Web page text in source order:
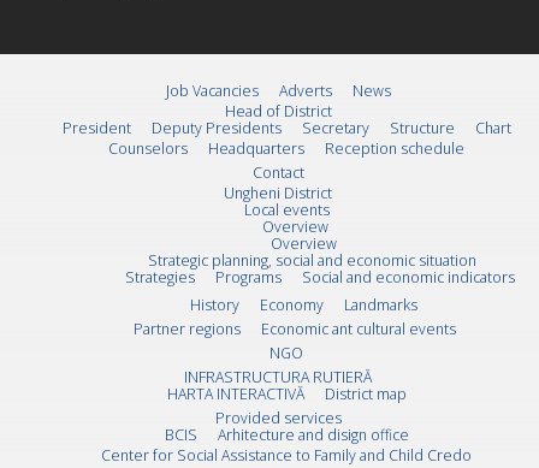
Job Vacancies Adverts
News
Head of District
President
Deputy Presidents Secretary Structure
Chart
Counselors
Headquarters
Reception schedule
Contact
Ungheni District
Local events
Overview
Overview
Strategic planning, social and economic situation
Strategies
Programs
Social and economic indicators
History
Economy
Landmarks
Partner regions
Economic ant cultural events
NGO
INFRASTRUCTURA RUTIERĂ
HARTA INTERACTIVĂ
District map
Provided services
BCIS
Arhitecture and disign office
Center for Social Assistance to Family and Child Credo